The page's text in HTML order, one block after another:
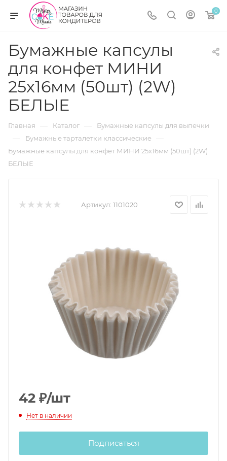
0
Бумажные капсулы
для конфет МИНИ
25х16мм (50шт) (2W)
БЕЛЫЕ
Главная — Каталог — Бумажные капсулы для выпечки
— Бумажные тарталетки классические —
Бумажные капсулы для конфет МИНИ 25х16мм (50шт) (2W)
БЕЛЫЕ
Артикул: 1101020
42 ₽/шт
Нет в наличии
Подписаться